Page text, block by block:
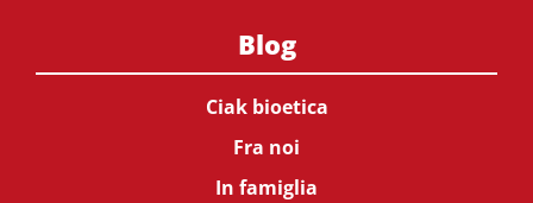
Blog
Ciak bioetica
Fra noi
In famiglia